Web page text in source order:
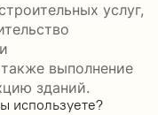
услуг,
выполнение
зданий.
используете?